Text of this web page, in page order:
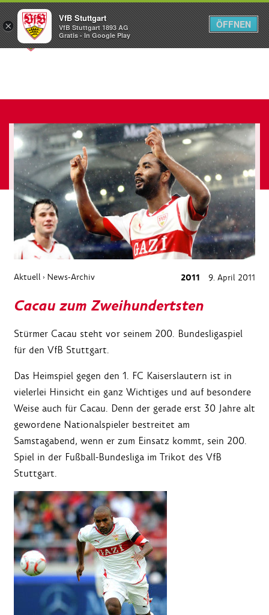
Menü
Aktuell › News-Archiv 2011 9. April 2011
Cacau zum Zweihundertsten
Stürmer Cacau steht vor seinem 200. Bundesligaspiel
für den VfB Stuttgart.
Das Heimspiel gegen den 1. FC Kaiserslautern ist in
vielerlei Hinsicht ein ganz Wichtiges und auf besondere
Weise auch für Cacau. Denn der gerade erst 30 Jahre alt
gewordene Nationalspieler bestreitet am
Samstagabend, wenn er zum Einsatz kommt, sein 200.
Spiel in der Fußball-Bundesliga im Trikot des VfB
Stuttgart.
×
VfB Stuttgart
VfB Stuttgart 1893 AG
Gratis - In Google Play
ÖFFNEN